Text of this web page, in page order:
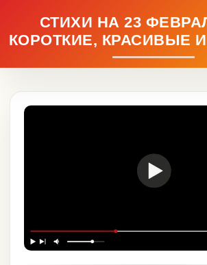
СТИХИ НА 23
КОРОТКИЕ, КРАСИВЫЕ